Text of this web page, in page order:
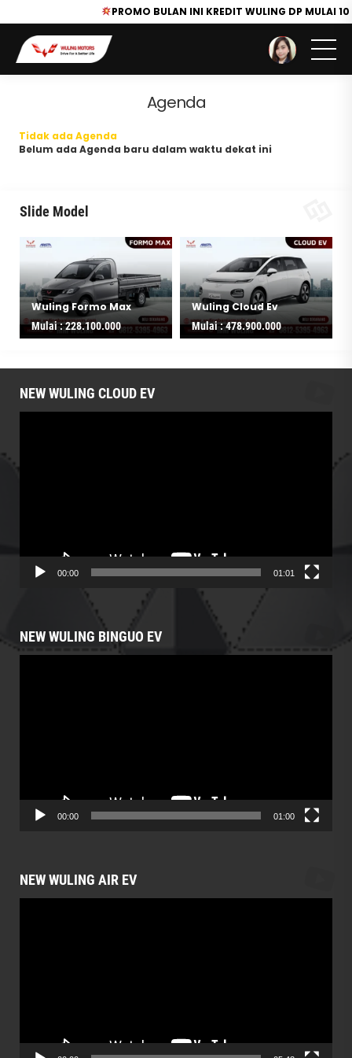
PROMO BULAN INI KREDIT WULING DP MULAI 10
You are here :Beranda /Agenda
Agenda
Tidak ada Agenda
Belum ada Agenda baru dalam waktu dekat ini
Slide Model
Wuling Formo Max
Mulai :228.100.000
Wuling Cloud Ev
Mulai :478.900.000
NEW WULING CLOUD EV
00:00 01:01
NEW WULING BINGUO EV
00:00 01:00
NEW WULING AIR EV